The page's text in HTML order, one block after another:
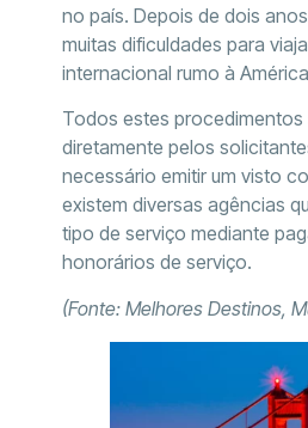
no país. Depois de dois
muitas dificuldades para
internacional rumo à
Todos estes
diretamente pelos
necessário emitir um visto
existem diversas agências
tipo de serviço mediante
honorários de serviço.
(Fonte: Melhores Destinos,